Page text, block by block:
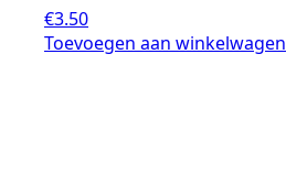
€3.50
Toevoegen aan winkelwagen